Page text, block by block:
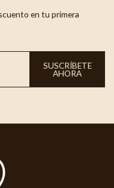
en tu primera
SUSCRÍBETE
AHORA